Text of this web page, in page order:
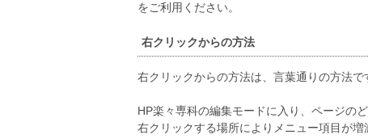
をご利用ください。
右クリックからの方法
右クリックからの方法は、言葉通りの方法で
HP楽々専科の編集モードに入り、ページの
右クリックする場所によりメニュー項目が